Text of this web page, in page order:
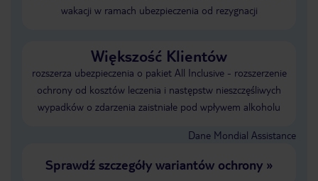
wakacji w ramach ubezpieczenia od rezygnacji
Większość Klientów
rozszerza ubezpieczenia o pakiet All Inclusive - rozszerzenie
ochrony od kosztów leczenia i następstw nieszczęśliwych
wypadków o zdarzenia zaistniałe pod wpływem alkoholu
Dane Mondial Assistance
Sprawdź szczegóły wariantów ochrony»